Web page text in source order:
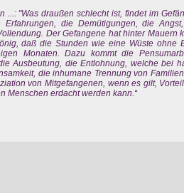
...: "Was draußen schlecht ist, findet im
die Demütigungen, die
Der Gefangene hat hinter Mauern
daß die Stunden wie eine Wüste ohne
Monaten. Dazu kommt die
Ausbeutung, die Entlohnung, welche bei
die inhumane Trennung von
von Mitgefangenen, wenn es gilt,
Menschen erdacht werden kann.“